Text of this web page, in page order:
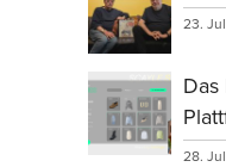
23.
28.